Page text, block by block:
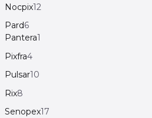
Nocpix12
Pard6
Pantera1
Pixfra4
Pulsar10
Rix8
Senopex17